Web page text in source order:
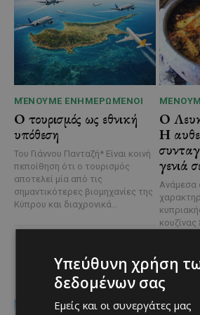
ΜΈΝΟΥΜΕ ΕΝΗΜΕΡΩΜΈΝΟΙ
Ο τουρισμός ως εθνική
υπόθεση
Του Γιάννου Πανταζή* Είναι κοινή
πεποίθηση ότι ο τουρισμός
αποτελεί μία από τις
σημαντικότερες βιομηχανίες της
Κύπρου και διαχρονικά...
Ο
Η
γενιά
Ανάμεσα
κουζίνας
Υπεύθυνη χρήση
δεδομένων σας
Εμείς και οι συνεργάτες μας